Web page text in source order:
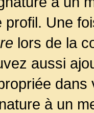
profil. Une
lors de la
aussi
à un